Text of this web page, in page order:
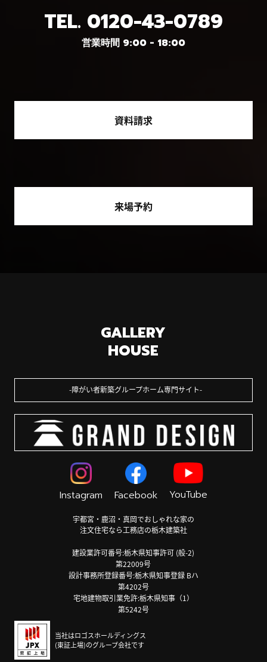
TEL. 0120-43-0789
営業時間 9:00 - 18:00
資料請求
来場予約
GALLERY
HOUSE
障がい者新築グループホーム専門サイト
Instagram Facebook YouTube
宇都宮・鹿沼・真岡でおしゃれな家の
注文住宅なら工務店の栃木建築社
建設業許可番号:栃木県知事許可 (般-2)
第22009号
設計事務所登録番号:栃木県知事登録 Bハ
第4202号
宅地建物取引業免許:栃木県知事（1）
第5242号
当社はロゴスホールディングス
(東証上場)のグループ会社です